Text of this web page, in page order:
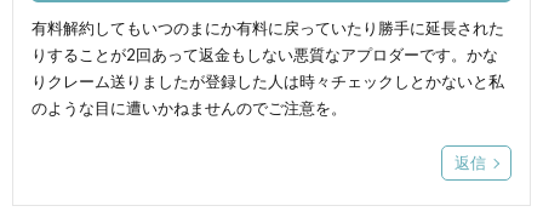
有料解約してもいつのまにか有料に戻っていたり勝手に延長された
りすることが2回あって返金もしない悪質なアプロダーです。かな
りクレーム送りましたが登録した人は時々チェックしとかないと私
のような目に遭いかねませんのでご注意を。
返信